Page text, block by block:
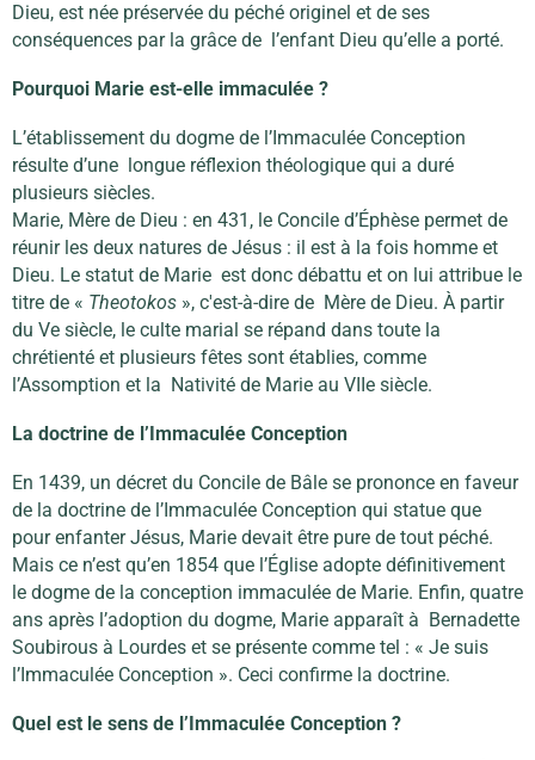
Dieu, est née préservée du péché originel et de ses
conséquences par la grâce de l’enfant Dieu qu’elle a porté.
Pourquoi Marie est-elle immaculée ?
L’établissement du dogme de l’Immaculée Conception
résulte d’une longue réflexion théologique qui a duré
plusieurs siècles.
Marie, Mère de Dieu : en 431, le Concile d’Éphèse permet de
réunir les deux natures de Jésus : il est à la fois homme et
Dieu. Le statut de Marie est donc débattu et on lui attribue le
titre de « Theotokos », c'est-à-dire de Mère de Dieu. À partir
du Ve siècle, le culte marial se répand dans toute la
chrétienté et plusieurs fêtes sont établies, comme
l’Assomption et la Nativité de Marie au VIIe siècle.
La doctrine de l’Immaculée Conception
En 1439, un décret du Concile de Bâle se prononce en faveur
de la doctrine de l’Immaculée Conception qui statue que
pour enfanter Jésus, Marie devait être pure de tout péché.
Mais ce n’est qu’en 1854 que l’Église adopte définitivement
le dogme de la conception immaculée de Marie. Enfin, quatre
ans après l’adoption du dogme, Marie apparaît à Bernadette
Soubirous à Lourdes et se présente comme tel : « Je suis
l’Immaculée Conception ». Ceci confirme la doctrine.
Quel est le sens de l’Immaculée Conception ?